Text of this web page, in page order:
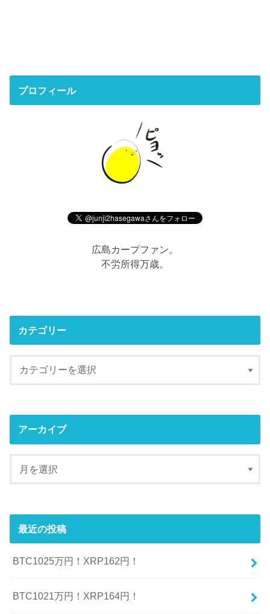
プロフィール
広島カープファン。
不労所得万歳。
カテゴリー
アーカイブ
最近の投稿
BTC1025万円！XRP162円！
BTC1021万円！XRP164円！